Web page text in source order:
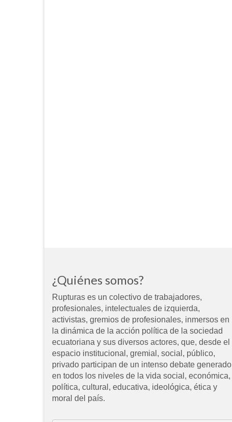
¿Quiénes somos?
Rupturas es un colectivo de trabajadores,
profesionales, intelectuales de izquierda,
activistas, gremios de profesionales, inmersos en
la dinámica de la acción política de la sociedad
ecuatoriana y sus diversos actores, que, desde el
espacio institucional, gremial, social, público,
privado participan de un intenso debate generado
en todos los niveles de la vida social, económica,
política, cultural, educativa, ideológica, ética y
moral del país.